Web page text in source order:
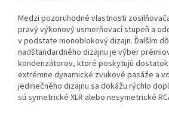
Medzi pozoruhodné vlastnosti
pravý výkonový usmerňovací stupeň a
v podstate monoblokový dizajn. Ďalším
nadštandardného dizajnu je výber
kondenzátorov, ktoré poskytujú
extrémne dynamické zvukové pasáže a
jedinečného dizajnu sa dokážu rýchlo
sú symetrické XLR alebo nesymetrické